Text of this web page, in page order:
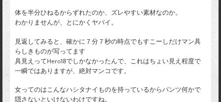
体を半分ひねるからずれたのか、ズレやすい素材なのか。
わかりませんが、とにかくヤバイ。
見返してみると、確かに７分７秒の時点でもすこーしだけマン具
らしきものが写ってます
具見えってHero18でしかなかったんで、これはちょい見え程度で
一瞬ではありますが、絶対マンコです。
女ってのはこんなハシタナイものを持っているからパンツ何かで
隠さないといけないわけですね。